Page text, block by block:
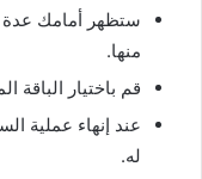
ستظهر أمامك عدة
منها.
قم باختيار
عند إنهاء عملية
له.